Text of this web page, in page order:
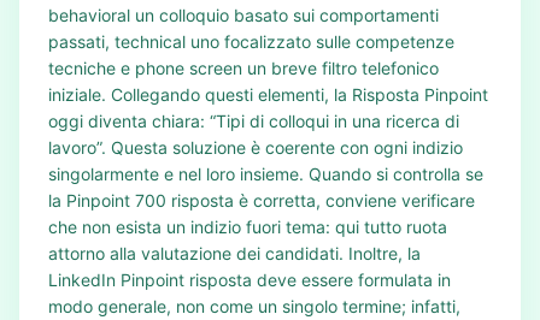
behavioral un colloquio basato sui comportamenti
passati, technical uno focalizzato sulle competenze
tecniche e phone screen un breve filtro telefonico
iniziale. Collegando questi elementi, la Risposta Pinpoint
oggi diventa chiara: “Tipi di colloqui in una ricerca di
lavoro”. Questa soluzione è coerente con ogni indizio
singolarmente e nel loro insieme. Quando si controlla se
la Pinpoint 700 risposta è corretta, conviene verificare
che non esista un indizio fuori tema: qui tutto ruota
attorno alla valutazione dei candidati. Inoltre, la
LinkedIn Pinpoint risposta deve essere formulata in
modo generale, non come un singolo termine; infatti,